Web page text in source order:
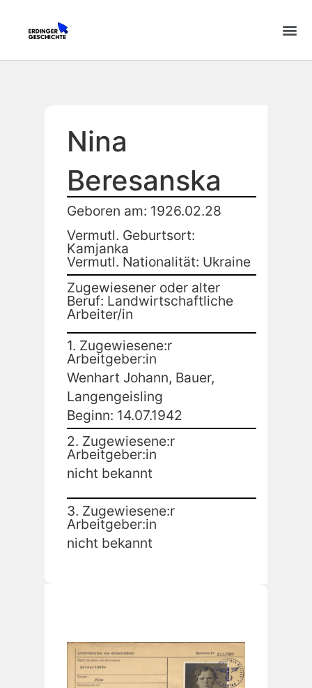
Nina
Beresanska
Geboren am: 1926.02.28
Vermutl. Geburtsort:
Kamjanka
Vermutl. Nationalität: Ukraine
Zugewiesener oder alter
Beruf: Landwirtschaftliche
Arbeiter/in
1. Zugewiesene:r
Arbeitgeber:in
Wenhart Johann, Bauer,
Langengeisling
Beginn: 14.07.1942
2. Zugewiesene:r
Arbeitgeber:in
nicht bekannt
3. Zugewiesene:r
Arbeitgeber:in
nicht bekannt